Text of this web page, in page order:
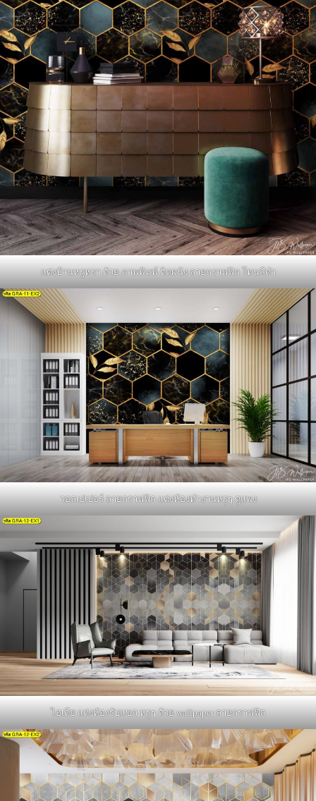
แต่งบ้านหรูหรา ด้วย ภาพพิมพ์ ติดผนัง ลายกราฟฟิก โทนสีดำ
วอลเปเปอร์ ลายกราฟฟิก แต่งห้องทำงานหรูๆ ดูแพง
ไอเดีย แต่งห้องรับแขก หรูๆ ด้วย wallpaper ลายกราฟฟิก